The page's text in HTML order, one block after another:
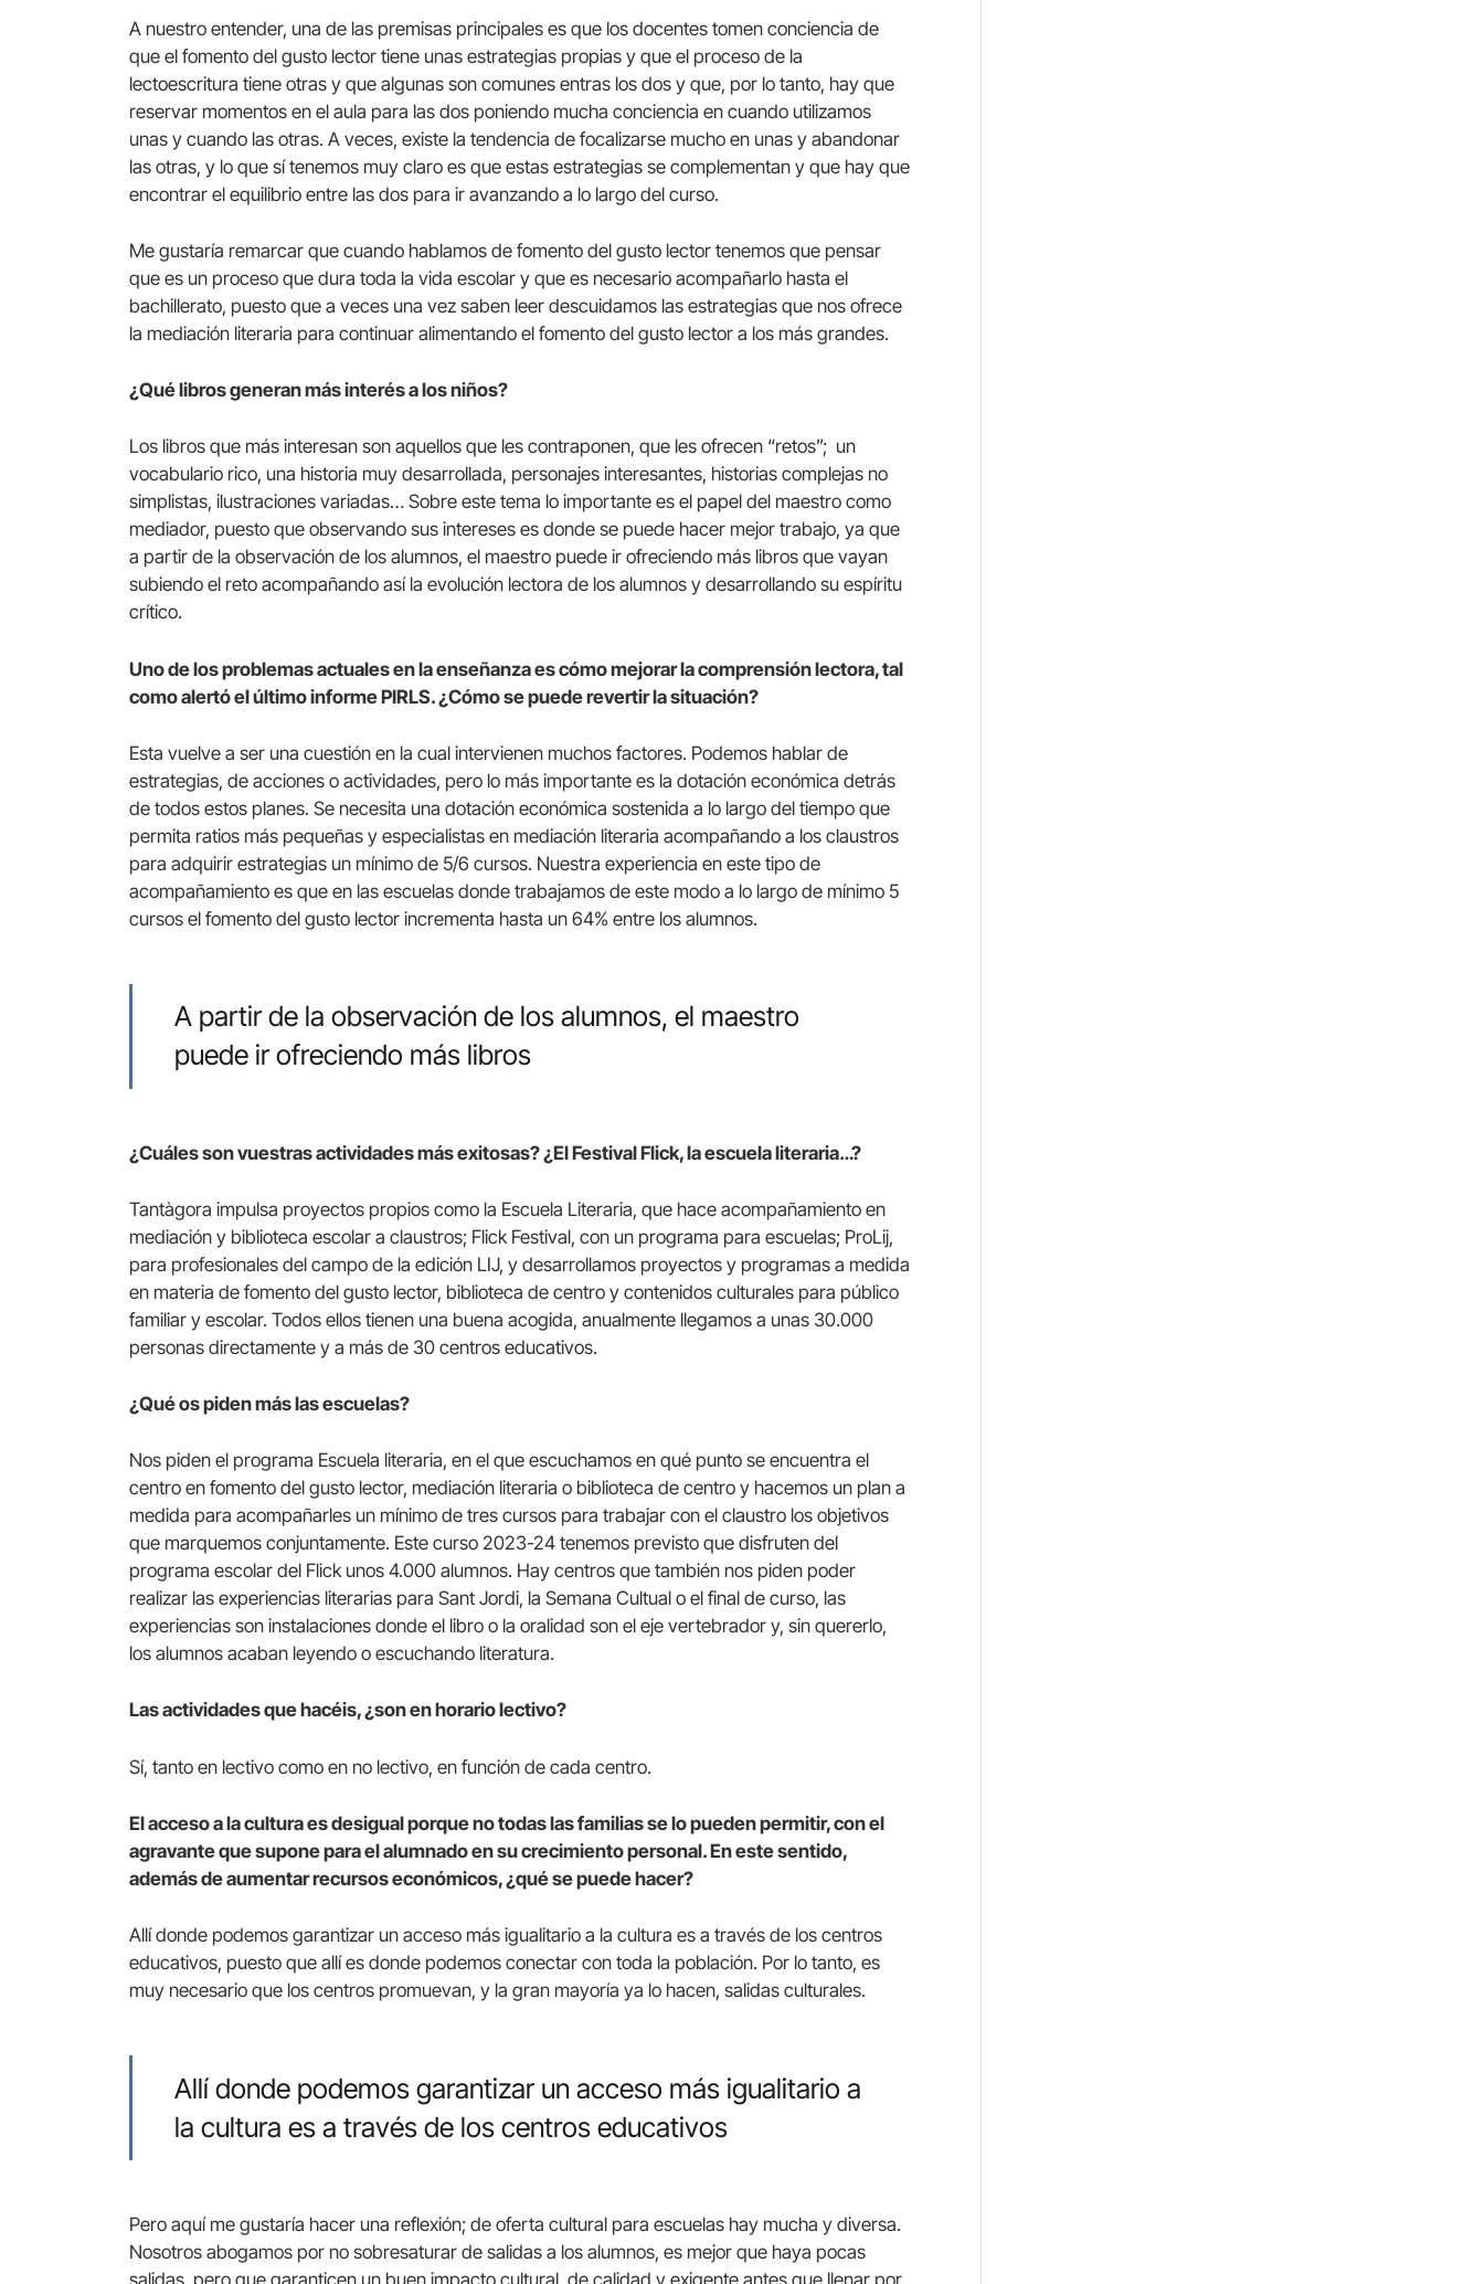
A nuestro entender, una de las premisas principales es que los docentes tomen conciencia de
que el fomento del gusto lector tiene unas estrategias propias y que el proceso de la
lectoescritura tiene otras y que algunas son comunes entras los dos y que, por lo tanto, hay que
reservar momentos en el aula para las dos poniendo mucha conciencia en cuando utilizamos
unas y cuando las otras. A veces, existe la tendencia de focalizarse mucho en unas y abandonar
las otras, y lo que sí tenemos muy claro es que estas estrategias se complementan y que hay que
encontrar el equilibrio entre las dos para ir avanzando a lo largo del curso.
Me gustaría remarcar que cuando hablamos de fomento del gusto lector tenemos que pensar
que es un proceso que dura toda la vida escolar y que es necesario acompañarlo hasta el
bachillerato, puesto que a veces una vez saben leer descuidamos las estrategias que nos ofrece
la mediación literaria para continuar alimentando el fomento del gusto lector a los más grandes.
¿Qué libros generan más interés a los niños?
Los libros que más interesan son aquellos que les contraponen, que les ofrecen “retos”; un
vocabulario rico, una historia muy desarrollada, personajes interesantes, historias complejas no
simplistas, ilustraciones variadas… Sobre este tema lo importante es el papel del maestro como
mediador, puesto que observando sus intereses es donde se puede hacer mejor trabajo, ya que
a partir de la observación de los alumnos, el maestro puede ir ofreciendo más libros que vayan
subiendo el reto acompañando así la evolución lectora de los alumnos y desarrollando su espíritu
crítico.
Uno de los problemas actuales en la enseñanza es cómo mejorar la comprensión lectora, tal
como alertó el último informe PIRLS. ¿Cómo se puede revertir la situación?
Esta vuelve a ser una cuestión en la cual intervienen muchos factores. Podemos hablar de
estrategias, de acciones o actividades, pero lo más importante es la dotación económica detrás
de todos estos planes. Se necesita una dotación económica sostenida a lo largo del tiempo que
permita ratios más pequeñas y especialistas en mediación literaria acompañando a los claustros
para adquirir estrategias un mínimo de 5/6 cursos. Nuestra experiencia en este tipo de
acompañamiento es que en las escuelas donde trabajamos de este modo a lo largo de mínimo 5
cursos el fomento del gusto lector incrementa hasta un 64% entre los alumnos.
A partir de la observación de los alumnos, el maestro
puede ir ofreciendo más libros
¿Cuáles son vuestras actividades más exitosas? ¿El Festival Flick, la escuela literaria…?
Tantàgora impulsa proyectos propios como la Escuela Literaria, que hace acompañamiento en
mediación y biblioteca escolar a claustros; Flick Festival, con un programa para escuelas; ProLij,
para profesionales del campo de la edición LIJ, y desarrollamos proyectos y programas a medida
en materia de fomento del gusto lector, biblioteca de centro y contenidos culturales para público
familiar y escolar. Todos ellos tienen una buena acogida, anualmente llegamos a unas 30.000
personas directamente y a más de 30 centros educativos.
¿Qué os piden más las escuelas?
Nos piden el programa Escuela literaria, en el que escuchamos en qué punto se encuentra el
centro en fomento del gusto lector, mediación literaria o biblioteca de centro y hacemos un plan a
medida para acompañarles un mínimo de tres cursos para trabajar con el claustro los objetivos
que marquemos conjuntamente. Este curso 2023-24 tenemos previsto que disfruten del
programa escolar del Flick unos 4.000 alumnos. Hay centros que también nos piden poder
realizar las experiencias literarias para Sant Jordi, la Semana Cultual o el final de curso, las
experiencias son instalaciones donde el libro o la oralidad son el eje vertebrador y, sin quererlo,
los alumnos acaban leyendo o escuchando literatura.
Las actividades que hacéis, ¿son en horario lectivo?
Sí, tanto en lectivo como en no lectivo, en función de cada centro.
El acceso a la cultura es desigual porque no todas las familias se lo pueden permitir, con el
agravante que supone para el alumnado en su crecimiento personal. En este sentido,
además de aumentar recursos económicos, ¿qué se puede hacer?
Allí donde podemos garantizar un acceso más igualitario a la cultura es a través de los centros
educativos, puesto que allí es donde podemos conectar con toda la población. Por lo tanto, es
muy necesario que los centros promuevan, y la gran mayoría ya lo hacen, salidas culturales.
Allí donde podemos garantizar un acceso más igualitario a
la cultura es a través de los centros educativos
Pero aquí me gustaría hacer una reflexión; de oferta cultural para escuelas hay mucha y diversa.
Nosotros abogamos por no sobresaturar de salidas a los alumnos, es mejor que haya pocas
salidas, pero que garanticen un buen impacto cultural, de calidad y exigente antes que llenar por